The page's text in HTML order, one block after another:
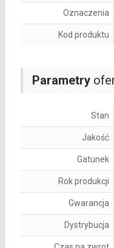
Parametry
Stan
Jakość
Gatunek
Rok produkcji
Gwarancja
Dystrybucja
Oznaczenia
Kod produktu